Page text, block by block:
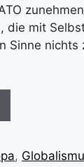
die mit
Sinne nichts
,